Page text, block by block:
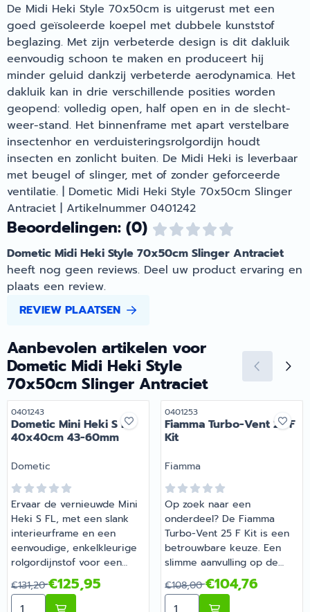
De Midi Heki Style 70x50cm is uitgerust met een
goed geïsoleerde koepel met dubbele kunststof
beglazing. Met zijn verbeterde design is dit dakluik
eenvoudig schoon te maken en produceert hij
minder geluid dankzij verbeterde aerodynamica. Het
dakluik kan in drie verschillende posities worden
geopend: volledig open, half open en in de slecht-
weer-stand. Het binnenframe met apart verstelbare
insectenhor en verduisteringsrolgordijn houdt
insecten en zonlicht buiten. De Midi Heki is leverbaar
met beugel of slinger, met of zonder geforceerde
ventilatie. | Dometic Midi Heki Style 70x50cm Slinger
Antraciet | Artikelnummer 0401242
Beoordelingen: (0)
Dometic Midi Heki Style 70x50cm Slinger Antraciet
heeft nog geen reviews. Deel uw product ervaring en
plaats een review.
REVIEW PLAATSEN
Aanbevolen artikelen voor
Dometic Midi Heki Style
70x50cm Slinger Antraciet
Artikelnummer
0401243
Dometic Mini Heki S FL
40x40cm 43-60mm
Merk:
Dometic
Ervaar de vernieuwde Mini
Heki S FL, met een slank
interieurframe en een
eenvoudige, enkelkleurige
rolgordijnstof voor een
verfijnde uitstraling. Dit
compacte dakluik biedt
optimale lichtdoorlating en
Van 131,20 voor 125,95
€131,20€125,95
Aantal kiezen voor Dometic Mini Heki S FL 40x40cm
Artikelnummer
0401253
Fiamma Turbo-Vent 25 F
Kit
Merk:
Fiamma
Op zoek naar een
onderdeel? De Fiamma
Turbo-Vent 25 F Kit is een
betrouwbare keuze. Een
slimme aanvulling op de
uitrusting van je camper of
caravan. Bestel dit
onderdeel eenvoudig online
Van 108,00 voor 104,76
€108,00€104,76
Aantal kiezen voor